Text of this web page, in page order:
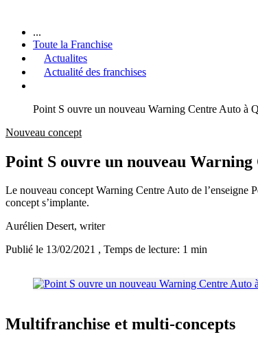
...
Toute la Franchise
Actualites
Actualité des franchises
Point S ouvre un nouveau Warning Centre Auto à
Nouveau concept
Point S ouvre un nouveau
Le nouveau concept Warning Centre Auto de l’enseigne
concept s’implante.
Aurélien Desert, writer
Publié le 13/02/2021 , Temps de lecture: 1 min
Multifranchise et multi-concepts